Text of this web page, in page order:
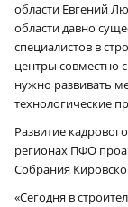
области Евгений
области давно
специалистов в
центры совместно
нужно развивать
технологические
Развитие
регионах ПФО
Собрания
«Сегодня в